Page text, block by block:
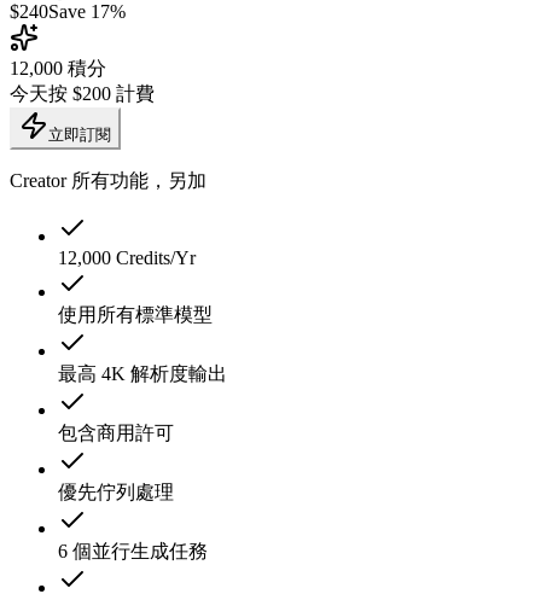
$240Save 17%
12,000 積分
今天按 $200 計費
立即訂閱
Creator 所有功能，另加
12,000 Credits/Yr
使用所有標準模型
最高 4K 解析度輸出
包含商用許可
優先佇列處理
6 個並行生成任務